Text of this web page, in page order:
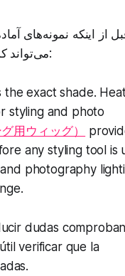
از اینکه نمونه‌های
می‌تواند کمک شایانی به افزایش کیفیت پیام‌های آماده دایرکت اینستاگرام شما بکند:
the exact shade.
styling and photo
用ウィッグ）
any styling tool is
photography
dudas
verificar que la